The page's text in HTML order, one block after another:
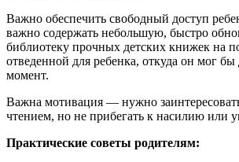
Важно обеспечить свободный доступ
важно содержать небольшую, быстро
библиотеку прочных детских книжек на
отведенной для ребенка, откуда он мог
момент.
Важна мотивация — нужно
чтением, но не прибегать к насилию или
Практические советы родителям: